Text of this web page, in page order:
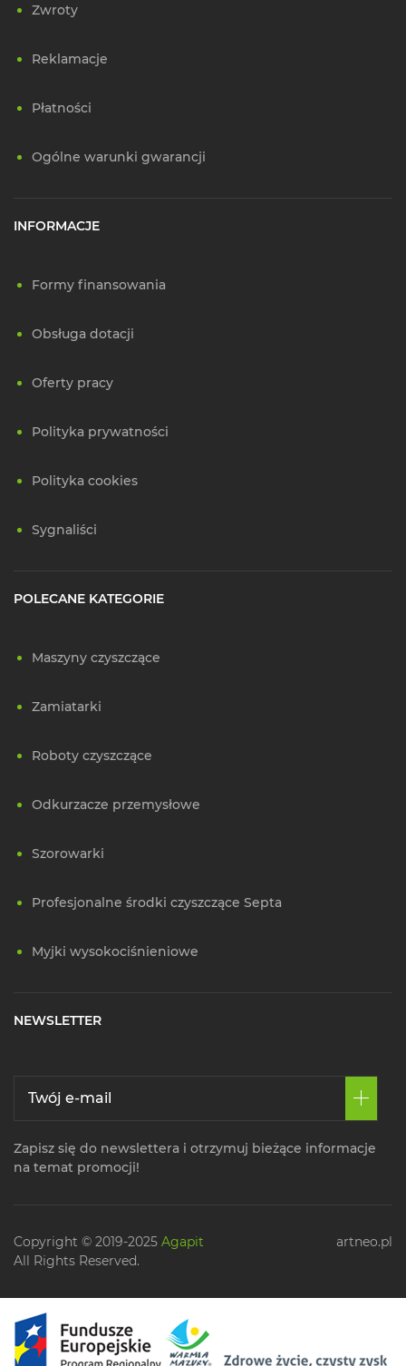
Zwroty
Reklamacje
Płatności
Ogólne warunki gwarancji
INFORMACJE
Formy finansowania
Obsługa dotacji
Oferty pracy
Polityka prywatności
Polityka cookies
Sygnaliści
POLECANE KATEGORIE
Maszyny czyszczące
Zamiatarki
Roboty czyszczące
Odkurzacze przemysłowe
Szorowarki
Profesjonalne środki czyszczące Septa
Myjki wysokociśnieniowe
NEWSLETTER
Zapisz się do newslettera i otrzymuj bieżące informacje
na temat promocji!
Copyright © 2019-2025 Agapit
All Rights Reserved.
artneo.pl